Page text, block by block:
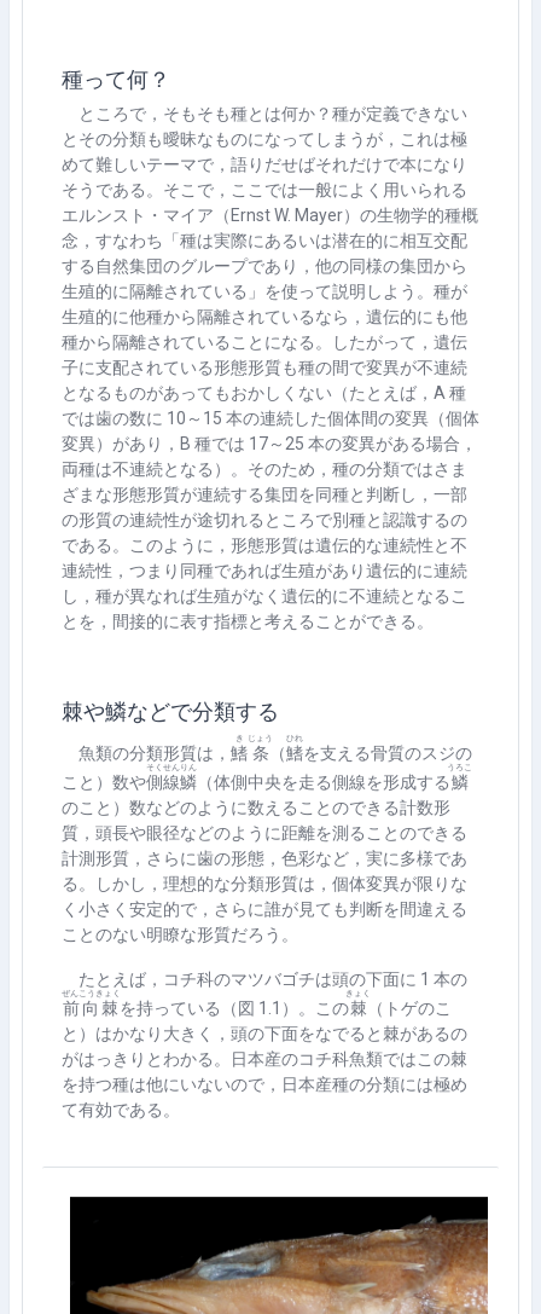
種って何？
ところで，そもそも種とは何か？種が定義できない
とその分類も曖昧なものになってしまうが，これは極
めて難しいテーマで，語りだせばそれだけで本になり
そうである。そこで，ここでは一般によく用いられる
エルンスト・マイア（ Ernst W. Mayer）の生物学的種概
念，すなわち「種は実際にあるいは潜在的に相互交配
する自然集団のグループであり，他の同様の集団から
生殖的に隔離されている」を使って説明しよう。種が
生殖的に他種から隔離されているなら，遺伝的にも他
種から隔離されていることになる。したがって，遺伝
子に支配されている形態形質も種の間で変異が不連続
となるものがあってもおかしくない（たとえば， A 種
では歯の数に 10 ～ 15 本の連続した個体間の変異（個体
変異）があり， B 種では 17～ 25 本の変異がある場合，
両種は不連続となる）。そのため，種の分類ではさま
ざまな形態形質が連続する集団を同種と判断し，一部
の形質の連続性が途切れるところで別種と認識するの
である。このように，形態形質は遺伝的な連続性と不
連続性，つまり同種であれば生殖があり遺伝的に連続
し，種が異なれば生殖がなく遺伝的に不連続となるこ
とを，間接的に表す指標と考えることができる。
棘や鱗などで分類する
魚類の分類形質は， 鰭
き
条
じょう
（鰭
ひれ
を支える骨質のスジの
こと）数や側線鱗
そくせんりん
（体側中央を走る側線を形成する鱗
うろこ
のこと）数などのように数えることのできる計数形
質，頭長や眼径などのように距離を測ることのできる
計測形質，さらに歯の形態，色彩など，実に多様であ
る。しかし，理想的な分類形質は，個体変異が限りな
く小さく安定的で，さらに誰が見ても判断を間違える
ことのない明瞭な形質だろう。
たとえば，コチ科のマツバゴチは頭の下面に 1 本の
前向棘
ぜんこうきょく
を持っている（図 1.1 ）。この棘
きょく
（トゲのこ
と）はかなり大きく，頭の下面をなでると棘があるの
がはっきりとわかる。日本産のコチ科魚類ではこの棘
を持つ種は他にいないので，日本産種の分類には極め
て有効である。